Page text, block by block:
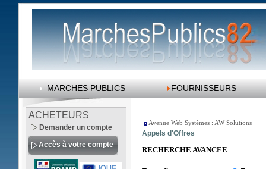
MARCHES PUBLICS FOURNISSEURS
ACHETEURS
Demander un compte
Accès à votre compte
Avenue Web Systèmes : AW Solutions
Appels d'Offres
RECHERCHE AVANCEE